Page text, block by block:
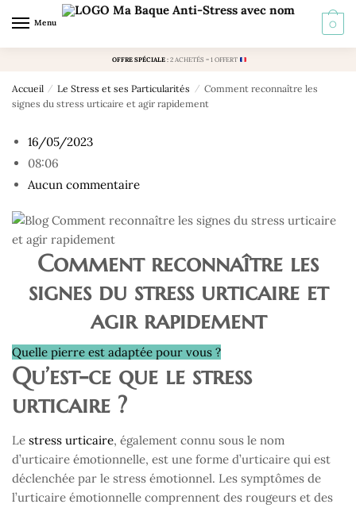
navigation
content
Menu 0
OFFRE SPÉCIALE:2 ACHETÉS = 1 OFFERT
Accueil / Le Stress et ses Particularités / Comment reconnaître les
signes du stress urticaire et agir rapidement
16/05/2023
08:06
Aucun commentaire
Comment reconnaître les
signes du stress urticaire et
agir rapidement
Quelle pierre est adaptée pour vous ?
Qu’est-ce que le stress
urticaire ?
Le stress urticaire, également connu sous le nom
d’urticaire émotionnelle, est une forme d’urticaire qui est
déclenchée par le stress émotionnel. Les symptômes de
l’urticaire émotionnelle comprennent des rougeurs et des